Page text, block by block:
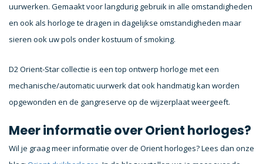
uurwerken. Gemaakt voor langdurig gebruik in alle omstandigheden
en ook als horloge te dragen in dagelijkse omstandigheden maar
sieren ook uw pols onder kostuum of smoking.
D2 Orient-Star collectie is een top ontwerp horloge met een
mechanische/automatic uurwerk dat ook handmatig kan worden
opgewonden en de gangreserve op de wijzerplaat weergeeft.
Meer informatie over Orient horloges?
Wil je graag meer informatie over de Orient horloges? Lees dan onze